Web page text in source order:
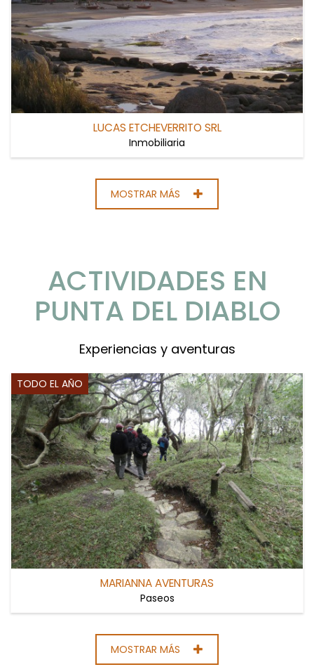
LUCAS ETCHEVERRITO SRL
Inmobiliaria
MOSTRAR MÁS
ACTIVIDADES EN
PUNTA DEL DIABLO
Experiencias y aventuras
TODO EL AÑO
MARIANNA AVENTURAS
Paseos
MOSTRAR MÁS